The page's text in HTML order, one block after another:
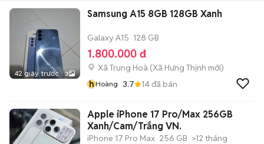
42 giây trước 3
Samsung A15 8GB 128GB Xanh
Galaxy A15 128 GB
1.800.000 đ
Xã Trung Hoà (Xã Hưng Thịnh mới)
hHoàng 3.7 14đã bán
Apple iPhone 17 Pro/Max 256GB
Xanh/Cam/Trắng VN.
iPhone 17 Pro Max 256 GB >12 tháng